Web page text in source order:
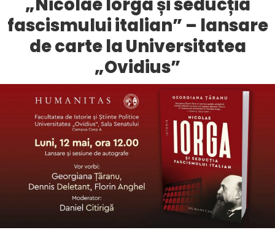
fascismului italian” – lansare
de carte la Universitatea
„Ovidius”